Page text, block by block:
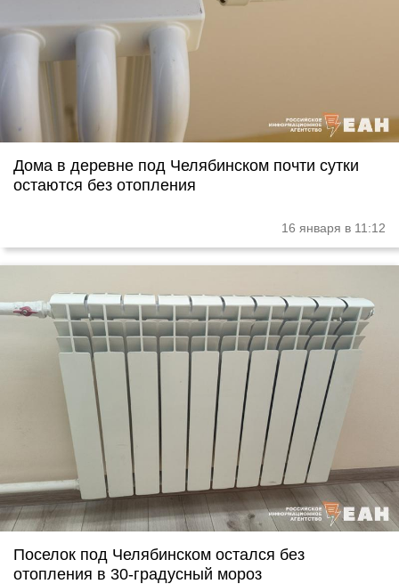
Дома в деревне под Челябинском почти сутки
остаются без отопления
16 января в 11:12
Поселок под Челябинском остался без
отопления в 30-градусный мороз